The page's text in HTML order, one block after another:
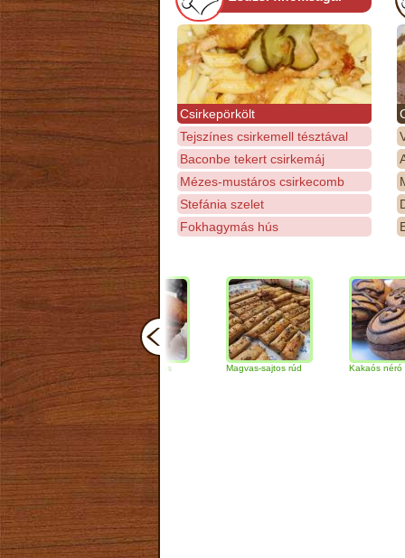
Csirkepörkölt
Tejszínes csirkemell tésztával
Baconbe tekert csirkemáj
Mézes-mustáros csirkecomb
Stefánia szelet
Fokhagymás hús
Csokoládés-diós
szendvics
Magvas-sajtos rúd Kakaós néró